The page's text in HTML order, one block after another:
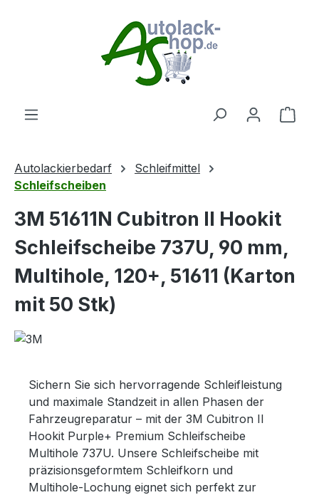
Autolackierbedarf
Schleifmittel
Schleifscheiben
3M 51611N Cubitron II Hookit
Schleifscheibe 737U, 90 mm,
Multihole, 120+, 51611 (Karton
mit 50 Stk)
Sichern Sie sich hervorragende Schleifleistung
und maximale Standzeit in allen Phasen der
Fahrzeugreparatur – mit der 3M Cubitron II
Hookit Purple+ Premium Schleifscheibe
Multihole 737U. Unsere Schleifscheibe mit
präzisionsgeformtem Schleifkorn und
Multihole-Lochung eignet sich perfekt zur